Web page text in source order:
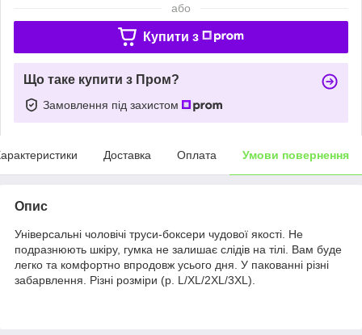
або
Купити з
Що таке купити з Пром?
Замовлення під захистом
Доставка Оплата Умови повернення
Опис
Універсальні чоловічі труси-боксери чудової якості. Не
подразнюють шкіру, гумка не залишає слідів на тілі. Вам буде
легко та комфортно впродовж усього дня. У пакованні різні
забарвлення. Різні розміри (р. L/XL/2XL/3XL).